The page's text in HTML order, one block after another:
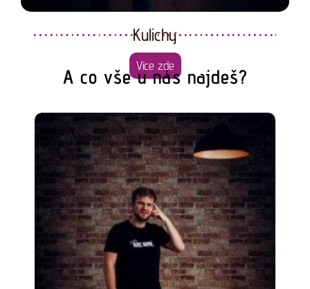
Kulichy
Více zde
A co vše u nás najdeš?
Kulich jakoby černý